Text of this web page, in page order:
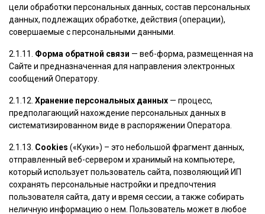
цели обработки персональных данных, состав персональных
данных, подлежащих обработке, действия (операции),
совершаемые с персональными данными.
2.1.11. Форма обратной связи — веб-форма, размещенная на
Сайте и предназначенная для направления электронных
сообщений Оператору.
2.1.12. Хранение персональных данных — процесс,
предполагающий нахождение персональных данных в
систематизированном виде в распоряжении Оператора.
2.1.13. Cookies («Куки») – это небольшой фрагмент данных,
отправленный веб-сервером и хранимый на компьютере,
который использует пользователь сайта, позволяющий ИП
сохранять персональные настройки и предпочтения
пользователя сайта, дату и время сессии, а также собирать
неличную информацию о нем. Пользователь может в любое